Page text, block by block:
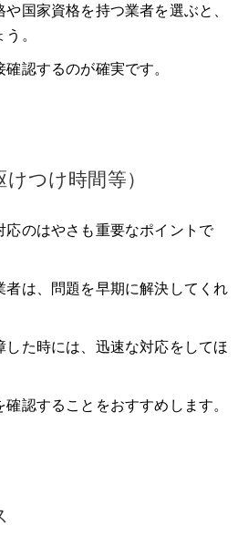
国家資格を持つ業者を選ぶと、
。
認するのが確実です。
つけ時間等）
応のはやさも重要なポイントで
は、問題を早期に解決してくれ
た時には、迅速な対応をしてほ
認することをおすすめします。